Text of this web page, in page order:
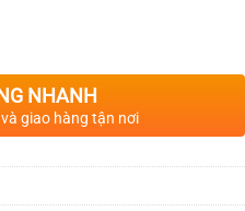
NHANH
giao hàng tận nơi